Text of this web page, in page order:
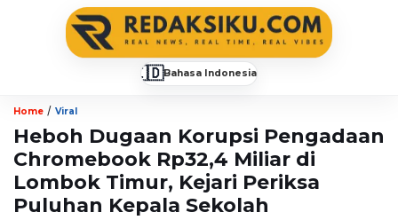
🇮🇩Bahasa Indonesia
Home / Viral
Heboh Dugaan Korupsi Pengadaan
Chromebook Rp32,4 Miliar di
Lombok Timur, Kejari Periksa
Puluhan Kepala Sekolah